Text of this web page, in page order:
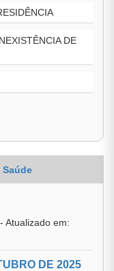
DE
Saúde
Atualizado em:
DE 2025